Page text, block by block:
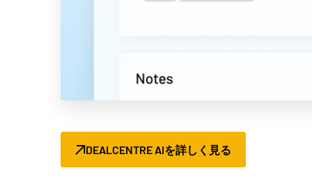
DEALCENTRE AIを詳しく見る